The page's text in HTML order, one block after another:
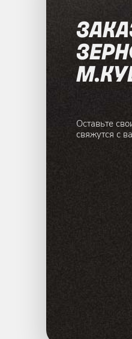
Оставьте
свяжутся с